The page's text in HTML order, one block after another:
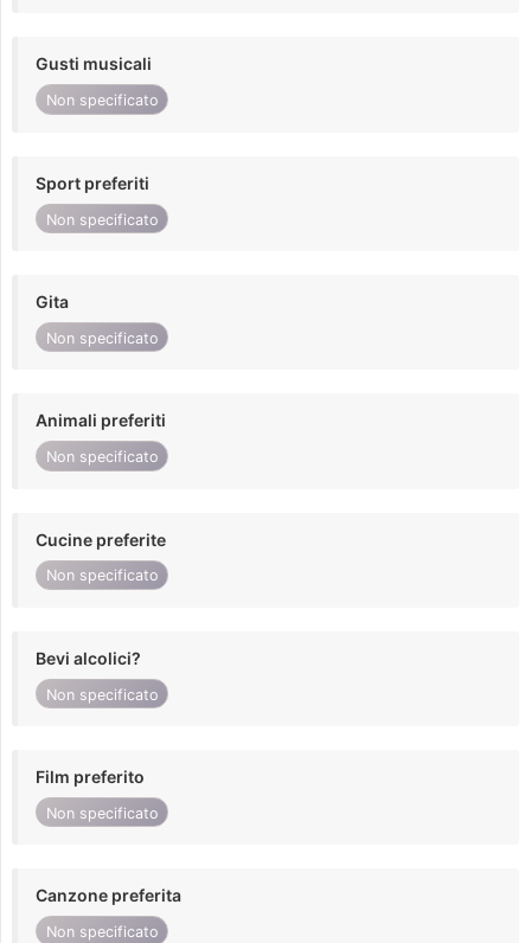
Gusti musicali
Non specificato
Sport preferiti
Non specificato
Gita
Non specificato
Animali preferiti
Non specificato
Cucine preferite
Non specificato
Bevi alcolici?
Non specificato
Film preferito
Non specificato
Canzone preferita
Non specificato